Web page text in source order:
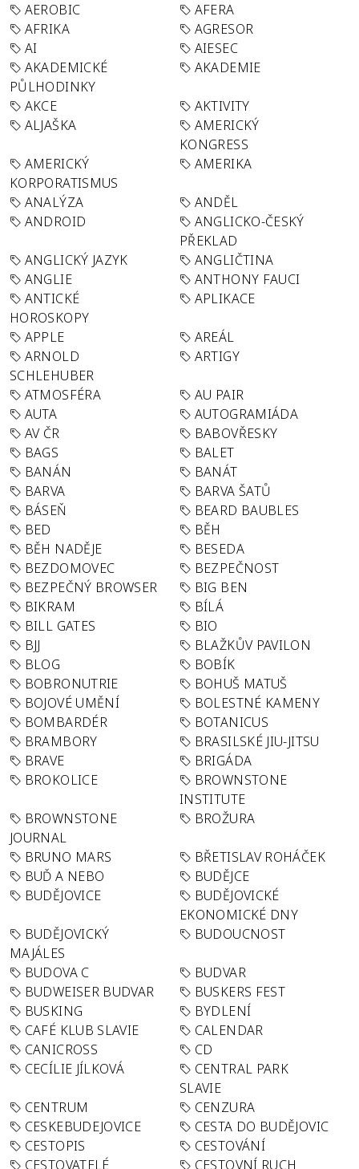
AEROBIC
AFERA
AFRIKA
AGRESOR
AI
AIESEC
AKADEMICKÉ
PŮLHODINKY
AKADEMIE
AKCE
AKTIVITY
ALJAŠKA
AMERICKÝ
KONGRESS
AMERICKÝ
KORPORATISMUS
AMERIKA
ANALÝZA
ANDĚL
ANDROID
ANGLICKO-ČESKÝ
PŘEKLAD
ANGLICKÝ JAZYK
ANGLIČTINA
ANGLIE
ANTHONY FAUCI
ANTICKÉ
HOROSKOPY
APLIKACE
APPLE
AREÁL
ARNOLD
SCHLEHUBER
ARTIGY
ATMOSFÉRA
AU PAIR
AUTA
AUTOGRAMIÁDA
AV ČR
BABOVŘESKY
BAGS
BALET
BANÁN
BANÁT
BARVA
BARVA ŠATŮ
BÁSEŇ
BEARD BAUBLES
BED
BĚH
BĚH NADĚJE
BESEDA
BEZDOMOVEC
BEZPEČNOST
BEZPEČNÝ BROWSER
BIG BEN
BIKRAM
BÍLÁ
BILL GATES
BIO
BJJ
BLAŽKŮV PAVILON
BLOG
BOBÍK
BOBRONUTRIE
BOHUŠ MATUŠ
BOJOVÉ UMĚNÍ
BOLESTNÉ KAMENY
BOMBARDÉR
BOTANICUS
BRAMBORY
BRASILSKÉ JIU-JITSU
BRAVE
BRIGÁDA
BROKOLICE
BROWNSTONE
INSTITUTE
BROWNSTONE
JOURNAL
BROŽURA
BRUNO MARS
BŘETISLAV ROHÁČEK
BUĎ A NEBO
BUDĚJCE
BUDĚJOVICE
BUDĚJOVICKÉ
EKONOMICKÉ DNY
BUDĚJOVICKÝ
MAJÁLES
BUDOUCNOST
BUDOVA C
BUDVAR
BUDWEISER BUDVAR
BUSKERS FEST
BUSKING
BYDLENÍ
CAFÉ KLUB SLAVIE
CALENDAR
CANICROSS
CD
CECÍLIE JÍLKOVÁ
CENTRAL PARK
SLAVIE
CENTRUM
CENZURA
CESKEBUDEJOVICE
CESTA DO BUDĚJOVIC
CESTOPIS
CESTOVÁNÍ
CESTOVATELÉ
CESTOVNÍ RUCH